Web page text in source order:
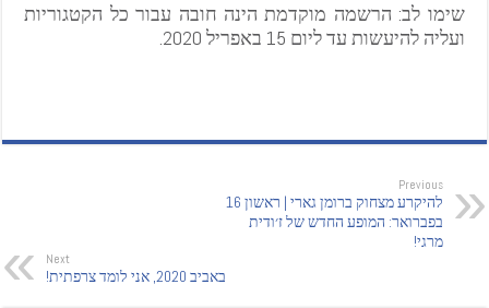
שימו לב: הרשמה מוקדמת הינה חובה עבור כל הקטגוריות
ועליה להיעשות עד ליום 15 באפריל 2020.
Previous
להיקרע מצחוק ברומן גארי | ראשון 16
בפברואר: המופע החדש של ז׳ודית
מרגי!
Next
באביב 2020, אני לומד צרפתית!